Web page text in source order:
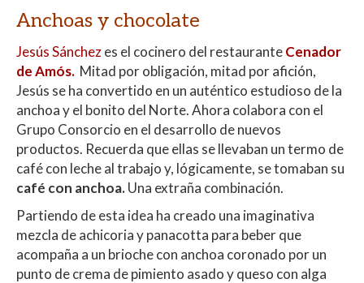
Anchoas y chocolate
Jesús Sánchezes el cocinero del restauranteCenador
de Amós. Mitad por obligación, mitad por afición,
Jesús se ha convertido en un auténtico estudioso de la
anchoa y el bonito del Norte. Ahora colabora con el
Grupo Consorcio en el desarrollo de nuevos
productos. Recuerda que ellas se llevaban un termo de
café con leche al trabajo y, lógicamente, se tomaban su
café con anchoa.Una extraña combinación.
Partiendo de esta idea ha creado una imaginativa
mezcla de achicoria y panacotta para beber que
acompaña a un brioche con anchoa coronado por un
punto de crema de pimiento asado y queso con alga